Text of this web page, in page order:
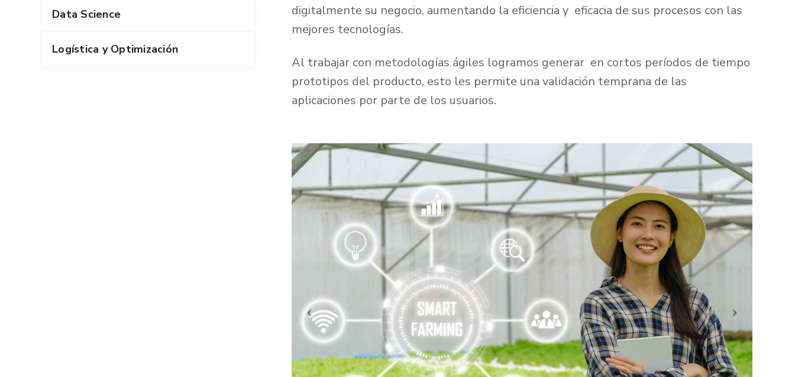
Data Science
Logística y Optimización
digitalmente su negocio, aumentando la eficiencia y eficacia de sus procesos con las
mejores tecnologías.
Al trabajar con metodologías ágiles logramos generar en cortos períodos de tiempo
prototipos del producto, esto les permite una validación temprana de las
aplicaciones por parte de los usuarios.